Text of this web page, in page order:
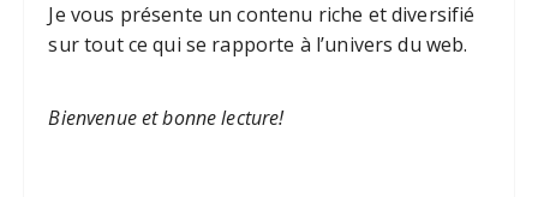
Je vous présente un contenu riche et diversifié
sur tout ce qui se rapporte à l’univers du web.
Bienvenue et bonne lecture!